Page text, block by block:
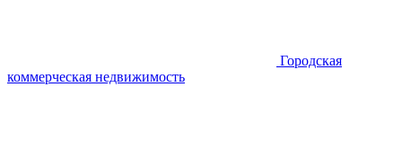
Городская
коммерческая недвижимость